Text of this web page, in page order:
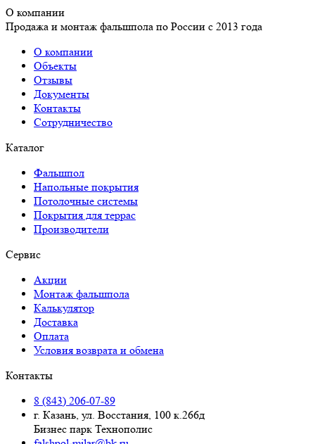
О компании
Продажа и монтаж фальшпола по России с 2013 года
О компании
Объекты
Отзывы
Документы
Контакты
Сотрудничество
Каталог
Фальшпол
Напольные покрытия
Потолочные системы
Покрытия для террас
Производители
Сервис
Акции
Монтаж фальшпола
Калькулятор
Доставка
Оплата
Условия возврата и обмена
Контакты
8 (843) 206-07-89
г. Казань, ул. Восстания, 100 к.266д
Бизнес парк Технополис